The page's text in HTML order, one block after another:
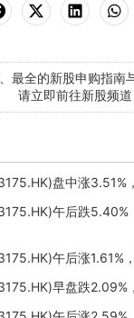
最全的新股申购指南
请立即前往新股频道
盘中涨3.51%
午后跌
午后涨1.61%
早盘跌